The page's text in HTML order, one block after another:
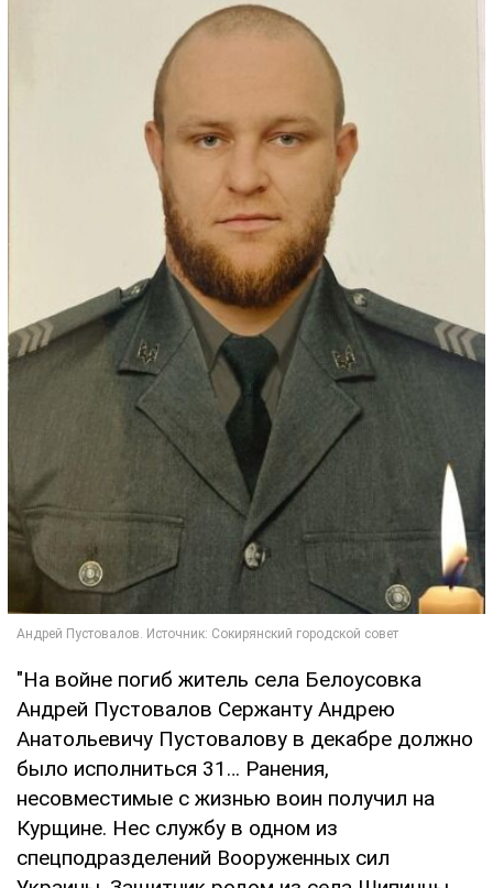
"На войне погиб житель села Белоусовка
Андрей Пустовалов Сержанту Андрею
Анатольевичу Пустовалову в декабре должно
было исполниться 31… Ранения,
несовместимые с жизнью воин получил на
Курщине. Нес службу в одном из
спецподразделений Вооруженных сил